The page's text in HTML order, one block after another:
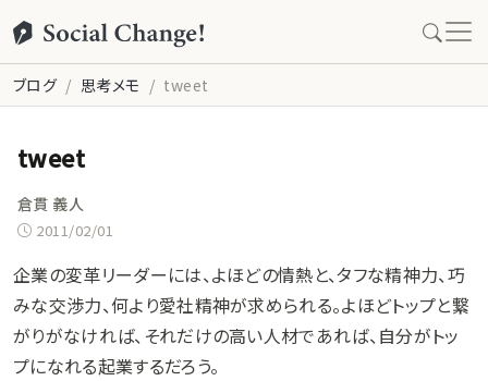
ブログ 思考メモ tweet
tweet
倉貫 義人
2011/02/01
企業の変革リーダーには、よほどの情熱と、タフな精神力、巧
みな交渉力、何より愛社精神が求められる。よほどトップと繋
がりがなければ、それだけの高い人材であれば、自分がトッ
プになれる起業するだろう。